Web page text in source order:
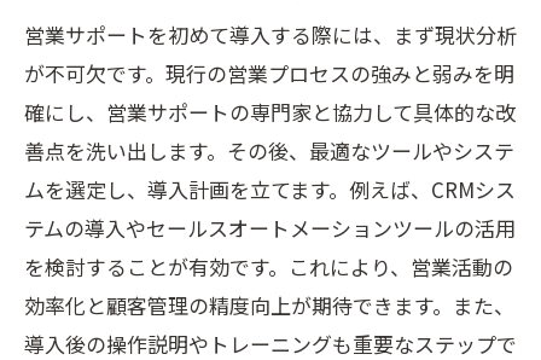
営業サポートを初めて導入する際には、まず現状分析
が不可欠です。現行の営業プロセスの強みと弱みを明
確にし、営業サポートの専門家と協力して具体的な改
善点を洗い出します。その後、最適なツールやシステ
ムを選定し、導入計画を立てます。例えば、CRMシス
テムの導入やセールスオートメーションツールの活用
を検討することが有効です。これにより、営業活動の
効率化と顧客管理の精度向上が期待できます。また、
導入後の操作説明やトレーニングも重要なステップで